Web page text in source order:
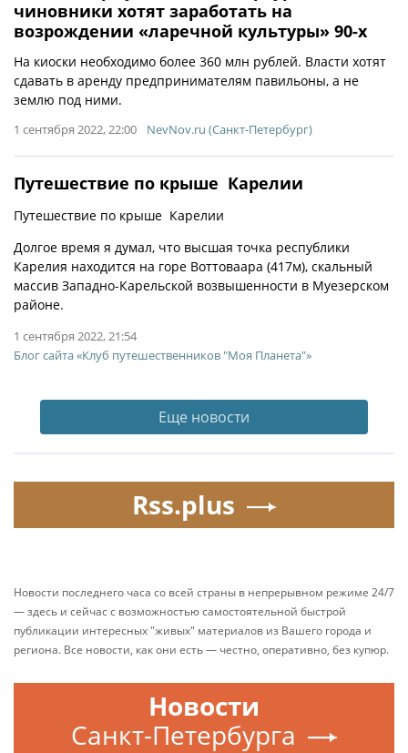
чиновники хотят заработать на
возрождении «ларечной культуры» 90-х
На киоски необходимо более 360 млн рублей. Власти хотят
сдавать в аренду предпринимателям павильоны, а не
землю под ними.
1 сентября 2022, 22:00 NevNov.ru (Санкт-Петербург)
Путешествие по крыше Карелии
Путешествие по крыше Карелии
Долгое время я думал, что высшая точка республики
Карелия находится на горе Воттоваара (417м), скальный
массив Западно-Карельской возвышенности в Муезерском
районе.
1 сентября 2022, 21:54
Блог сайта «Клуб путешественников "Моя Планета"»
Еще новости
Rss.plus
Новости последнего часа со всей страны в непрерывном режиме 24/7
— здесь и сейчас с возможностью самостоятельной быстрой
публикации интересных "живых" материалов из Вашего города и
региона. Все новости, как они есть — честно, оперативно, без купюр.
Новости
Санкт-Петербурга